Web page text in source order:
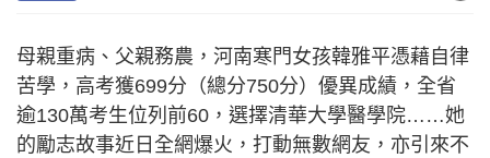
母親重病、父親務農，河南寒門女孩韓雅平憑藉自律
苦學，高考獲699分（總分750分）優異成績，全省
逾130萬考生位列前60，選擇清華大學醫學院……她
的勵志故事近日全網爆火，打動無數網友，亦引來不